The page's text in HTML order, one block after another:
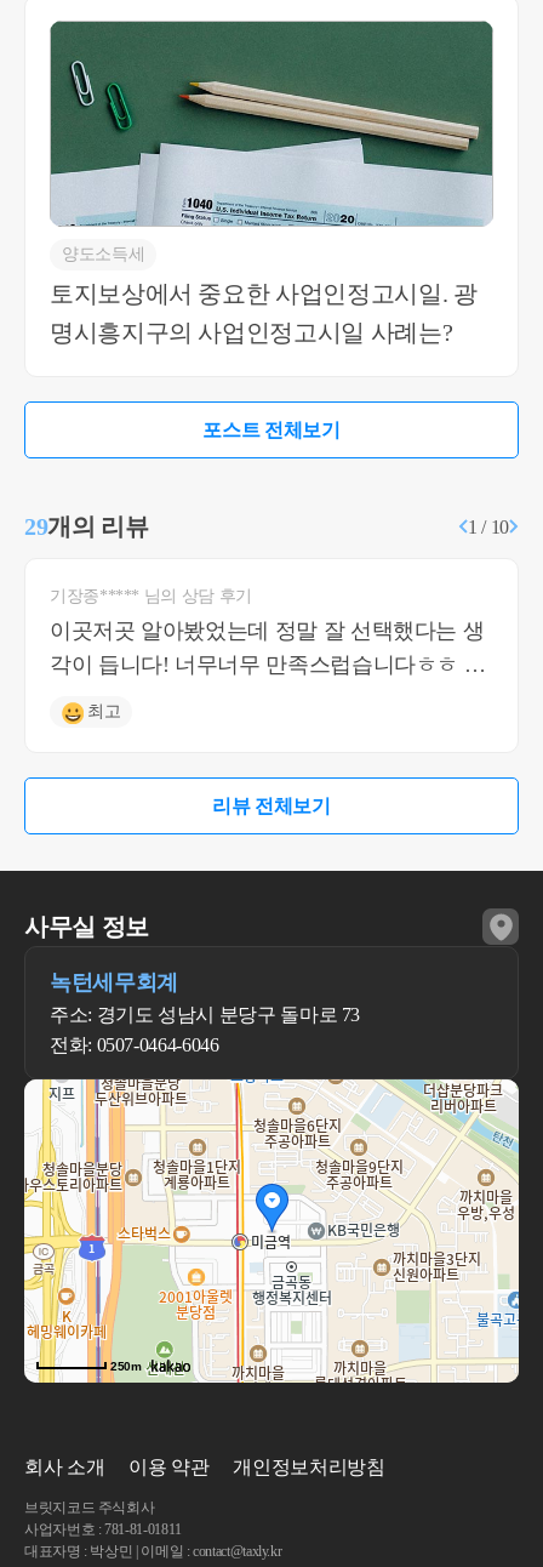
양도소득세
토지보상에서 중요한 사업인정고시일. 광
명시흥지구의 사업인정고시일 사례는?
포스트 전체보기
29개의 리뷰 1 / 10
기장종***** 님의 상담 후기
이곳저곳 알아봤었는데 정말 잘 선택했다는 생
각이 듭니다! 너무너무 만족스럽습니다ㅎㅎ 질
문에 답도 빨리 해주시고 신속 정확하세요 감사
최고
리뷰 전체보기
사무실 정보
녹턴세무회계
주소: 경기도 성남시 분당구 돌마로 73
전화: 0507-0464-6046
250m
회사 소개 이용 약관 개인정보처리방침
브릿지코드 주식회사
사업자번호 : 781-81-01811
대표자명 : 박상민 | 이메일 : contact@taxly.kr